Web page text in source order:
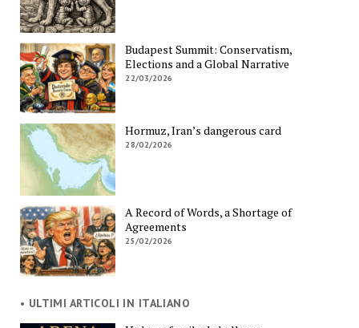
Budapest Summit: Conservatism,
Elections and a Global Narrative
22/03/2026
Hormuz, Iran’s dangerous card
28/02/2026
A Record of Words, a Shortage of
Agreements
25/02/2026
• ULTIMI ARTICOLI IN ITALIANO